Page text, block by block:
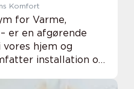
Komfort
for Varme,
er en afgørende
hjem og
installation og